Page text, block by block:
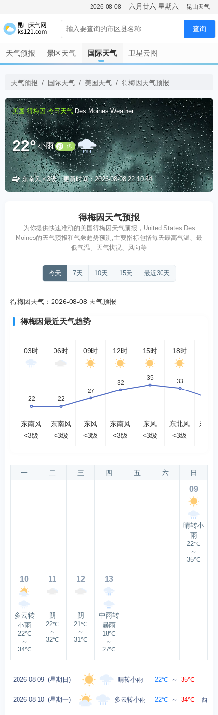
2026-08-08 六月廿六 星期六 昆山天气
查询
天气预报 景区天气 国际天气 卫星云图
天气预报 / 国际天气 / 美国天气 / 得梅因天气预报
美国 得梅因 今日天气 Des Moines Weather
22° 小雨
东南风 <3级 更新时间：2026-08-08 22:10:44
得梅因天气预报
为你提供快速准确的美国得梅因天气预报，United States Des
Moines的天气预报和气象趋势预测,主要指标包括每天最高气温、最
低气温、天气状况、风向等
今天 7天 10天 15天 最近30天
得梅因天气：2026-08-08 天气预报
得梅因最近天气趋势
03时
东南风
<3级
06时
东南风
<3级
09时
东风
<3级
12时
东南风
<3级
15时
东风
<3级
18时
东北风
<3级
东北
一 二 三 四 五 六 日
09
晴转小
雨
22℃
～
35℃
10
多云转
小雨
22℃
～
34℃
11
阴
22℃
～
32℃
12
阴
21℃
～
31℃
13
中雨转
暴雨
18℃
～
27℃
2026-08-09 (星期日) 晴转小雨 22℃ ～ 35℃
2026-08-10 (星期一) 多云转小雨 22℃ ～ 34℃ 西南